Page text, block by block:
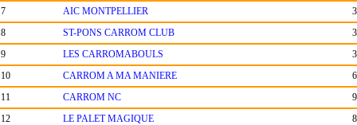
7
AIC MONTPELLIER
8
ST-PONS CARROM CLUB
9
LES CARROMABOULS
10
CARROM A MA MANIERE
11
CARROM NC
12
LE PALET MAGIQUE